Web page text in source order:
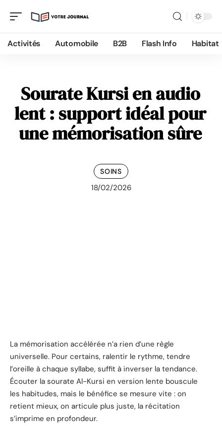
Activités Automobile B2B Flash Info Habitat
Sourate Kursi en audio
lent : support idéal pour
une mémorisation sûre
SOINS
18/02/2026
La mémorisation accélérée n’a rien d’une règle
universelle. Pour certains, ralentir le rythme, tendre
l’oreille à chaque syllabe, suffit à inverser la tendance.
Écouter la sourate Al-Kursi en version lente bouscule
les habitudes, mais le bénéfice se mesure vite : on
retient mieux, on articule plus juste, la récitation
s’imprime en profondeur.